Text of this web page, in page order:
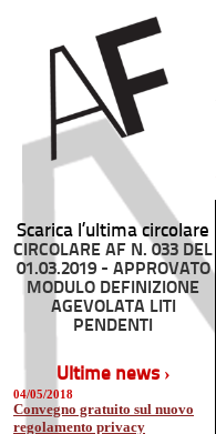
Scarica l’ultima circolare
CIRCOLARE AF N. 033 DEL
01.03.2019 - APPROVATO
MODULO DEFINIZIONE
AGEVOLATA LITI
PENDENTI
Ultime news ›
04/05/2018
Convegno gratuito sul nuovo
regolamento privacy